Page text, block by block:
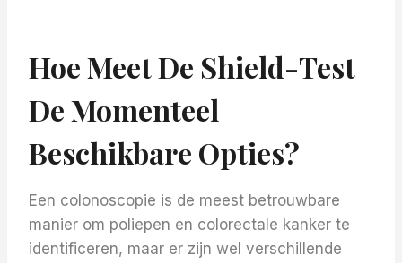
Hoe Meet De Shield-Test
De Momenteel
Beschikbare Opties?
Een colonoscopie is de meest betrouwbare
manier om poliepen en colorectale kanker te
identificeren, maar er zijn wel verschillende